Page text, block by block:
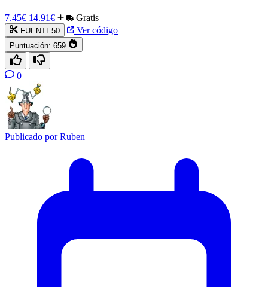
7.45€ 14.91€ Gratis
FUENTE50 Ver código
Puntuación: 659
0
Publicado porRuben